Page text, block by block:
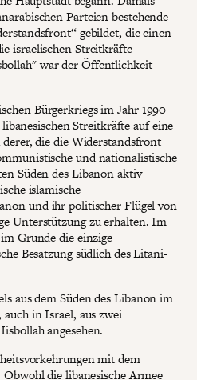
Parteien bestehende
gebildet, die einen
israelischen Streitkräfte
war der Öffentlichkeit
Bürgerkriegs im Jahr 1990
Streitkräfte auf eine
die die Widerstandsfront
und nationalistische
Süden des Libanon aktiv
islamische
und ihr politischer Flügel von
Unterstützung zu erhalten. Im
Grunde die einzige
Besatzung südlich des Litani-
aus dem Süden des Libanon im
in Israel, aus zwei
angesehen.
mit dem
Obwohl die libanesische Armee